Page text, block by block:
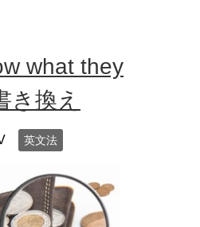
what they
き換え
英文法